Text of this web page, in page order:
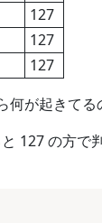
127
127
127
が起きてる
127 の方で